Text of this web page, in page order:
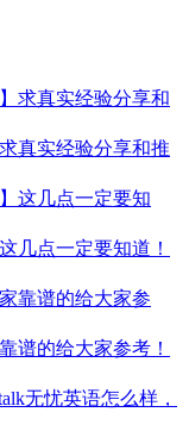
真实经验分享和推
几点一定要知道！
谱的给大家参考！
无忧英语怎么样，